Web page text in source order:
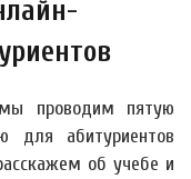
проводим пятую
для абитуриентов
об учебе и